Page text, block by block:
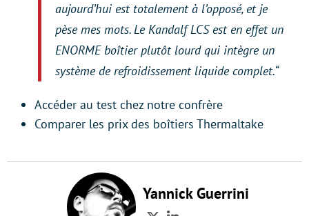
aujourd’hui est totalement à l’opposé, et je
pèse mes mots. Le Kandalf LCS est en effet un
ENORME boîtier plutôt lourd qui intègre un
système de refroidissement liquide complet.“
Accéder au test chez notre confrère
Comparer les prix des boîtiers Thermaltake
Yannick Guerrini